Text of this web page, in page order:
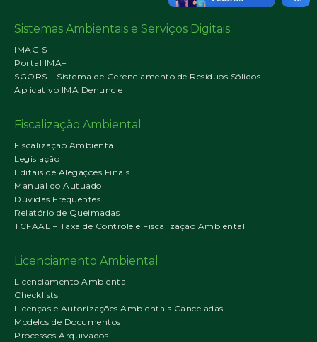
Sistemas Ambientais e Serviços Digitais
IMAGIS
Portal IMA+
SGORS – Sistema de Gerenciamento de Resíduos Sólidos
Aplicativo IMA Denuncie
Fiscalização Ambiental
Fiscalização Ambiental
Legislação
Editais de Alegações Finais
Manual do Autuado
Dúvidas Frequentes
Relatório de Queimadas
TCFAAL – Taxa de Controle e Fiscalização Ambiental
Licenciamento Ambiental
Licenciamento Ambiental
Checklists
Licenças e Autorizações Ambientais Canceladas
Modelos de Documentos
Processos Arquivados